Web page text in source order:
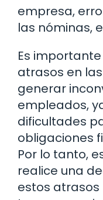
empresa,
las nóminas,
Es
atrasos en
generar
empleados,
dificultades
obligaciones
Por lo tanto,
realice una
estos